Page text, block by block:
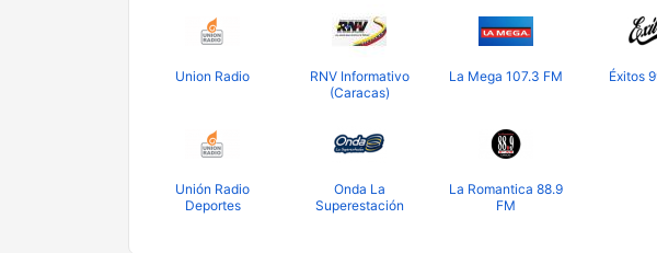
Union Radio
RNV Informativo
(Caracas)
La Mega 107.3 FM Éxitos
Unión Radio
Deportes
Onda La
Superestación
La Romantica 88.9
FM